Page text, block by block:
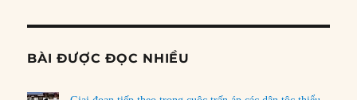
BÀI ĐƯỢC ĐỌC NHIỀU